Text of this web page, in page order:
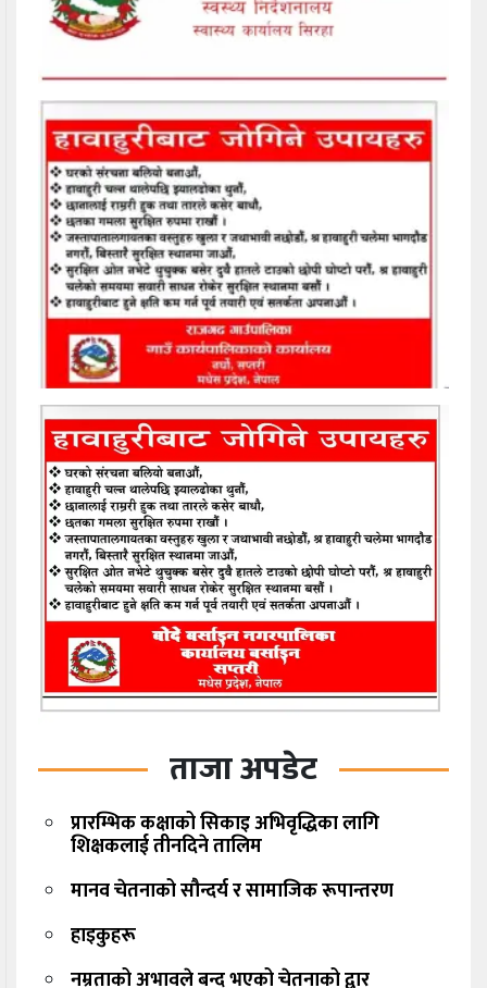
ताजा अपडेट
प्रारम्भिक कक्षाको सिकाइ अभिवृद्धिका लागि
शिक्षकलाई तीनदिने तालिम
मानव चेतनाको सौन्दर्य र सामाजिक रूपान्तरण
हाइकुहरू
नम्रताको अभावले बन्द भएको चेतनाको द्वार